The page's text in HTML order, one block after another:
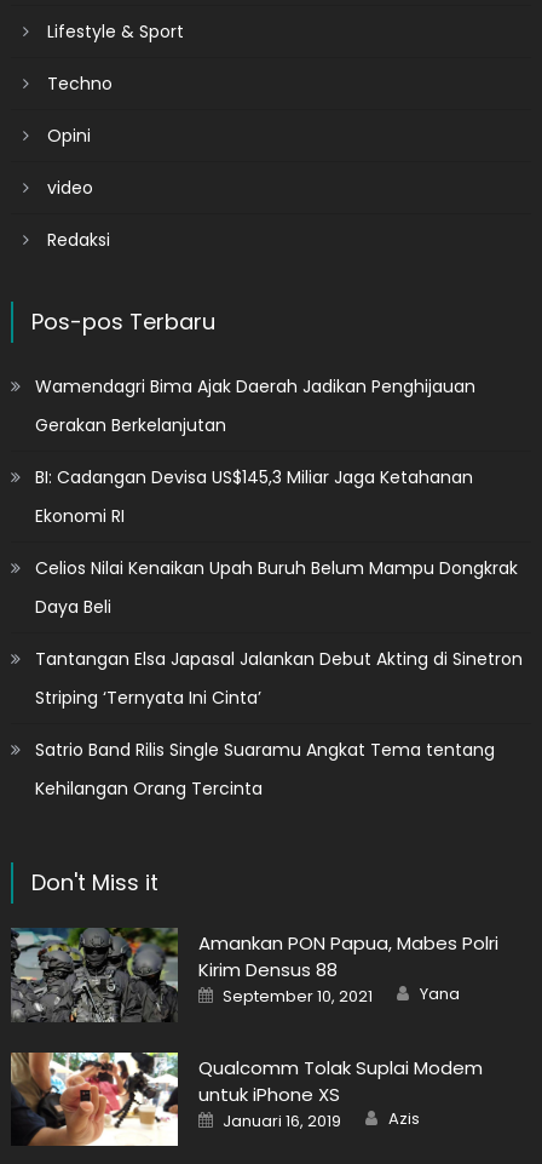
Lifestyle & Sport
Techno
Opini
video
Redaksi
Pos-pos Terbaru
Wamendagri Bima Ajak Daerah Jadikan Penghijauan
Gerakan Berkelanjutan
BI: Cadangan Devisa US$145,3 Miliar Jaga Ketahanan
Ekonomi RI
Celios Nilai Kenaikan Upah Buruh Belum Mampu Dongkrak
Daya Beli
Tantangan Elsa Japasal Jalankan Debut Akting di Sinetron
Striping ‘Ternyata Ini Cinta’
Satrio Band Rilis Single Suaramu Angkat Tema tentang
Kehilangan Orang Tercinta
Don't Miss it
Amankan PON Papua, Mabes Polri
Kirim Densus 88
Posted
on
September 10, 2021 Author
Yana
Qualcomm Tolak Suplai Modem
untuk iPhone XS
Posted
on
Januari 16, 2019 Author
Azis